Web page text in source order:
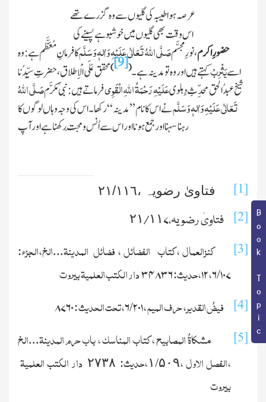
Book Topic
عرصہ ہوا طیبہ کی گلیوں سے وہ گزرے تھے
اس وقت بھی گلیوں میں خوشبو ہے پسینے کی
حضورِ اکرم، نورِ مجسَّمصَلَّی اللّٰہُ تَعَالٰی عَلَیْہِ وَاٰلہٖ وَسَلَّمکا فرمانِ مُعَظَّم ہے:وہ
اسےیَثْرِبْکہتے ہیں اور وہ تو مدینہ ہے۔(
[9]
)محقق عَلَی الْاِطلاق، حضرتِ سیِّدُنا
شیخ عبدُالحقمحدِّثِ دِہلویعَلَیْہِ رَحْمَۃُاللّٰہِالْقَوِیفرماتے ہیں:نبیٔ مکرَّمصَلَّی اللّٰہُ
تَعَالٰی عَلَیْہِ وَاٰلہٖ وَسَلَّمنے اس کا نام ’’ مدینہ ‘‘ رکھا۔ اس کی وجہ وہاں لوگوں کا
رہنا سہنا اور جمع ہونا اور اس سے اُنس و مَحبت رکھنا ہے اور آپ
[1] فتاویٰ رضویہ ،٢١/١١٦
[2] فتاویٰ رضویہ،٢١/١١۷
[3] کنزالعمال ،کتاب الفضائل ، فضائل المدینة...الخ،الجزء:
۱۲،۶/۱۰۷ ،حدیث:۳۴۸۳۶دار الکتب العلمية بیروت
[4] فیضُ القدیر، حرف المیم ، ۶/۲۰۱ ،تحت الحدیث :۸۷۶۰
[5]
مشکاةُ المصابیح ،کتاب المناسک ، باب حرم المدینة...الخ
،الفصل الاول ،
۱/۵۰۹ ،حدیث: ۲۷۳۸ دار الکتب العلمیة
بیروت